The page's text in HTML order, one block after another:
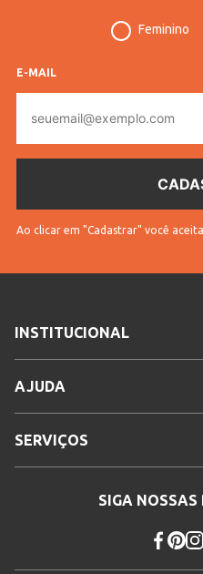
Feminino
E-MAIL
mail
Ao clicar em "Cadastrar" você
INSTITUCIONAL
AJUDA
SERVIÇOS
SIGA NOSSAS